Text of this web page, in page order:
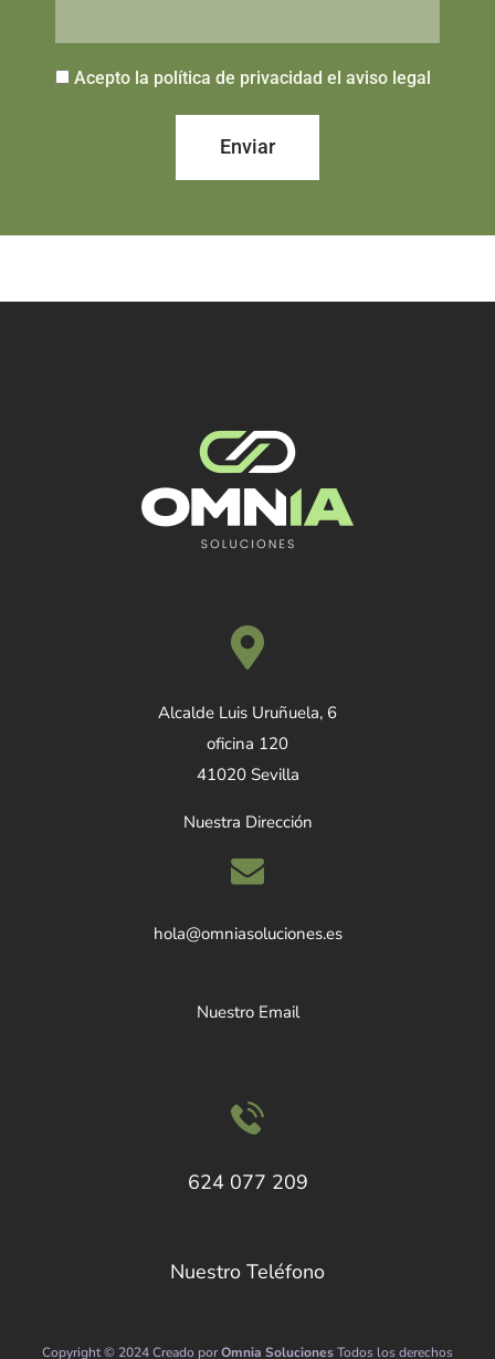
Acepto la política de privacidad el aviso legal
Enviar
Alcalde Luis Uruñuela, 6
oficina 120
41020 Sevilla
Nuestra Dirección
hola@omniasoluciones.es
Nuestro Email
624 077 209
Nuestro Teléfono
Copyright © 2024 Creado porOmnia SolucionesTodos los derechos